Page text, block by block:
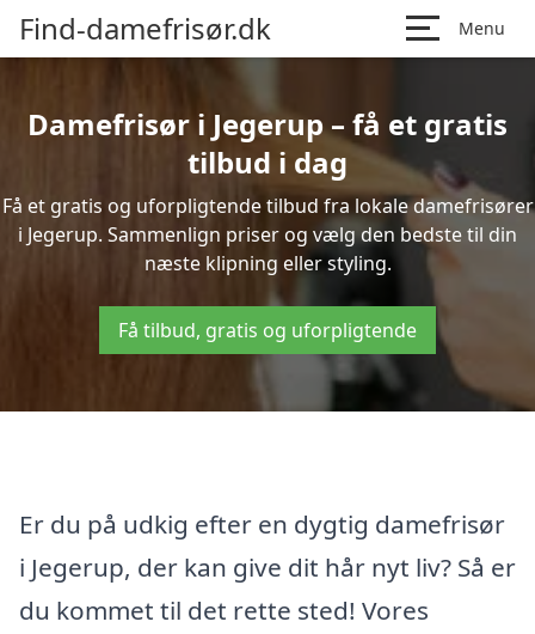
Find-damefrisør.dk Menu
Damefrisør i Jegerup – få et gratis
tilbud i dag
Få et gratis og uforpligtende tilbud fra lokale damefrisører
i Jegerup. Sammenlign priser og vælg den bedste til din
næste klipning eller styling.
Få tilbud, gratis og uforpligtende
Er du på udkig efter en dygtig damefrisør
i Jegerup, der kan give dit hår nyt liv? Så er
du kommet til det rette sted! Vores